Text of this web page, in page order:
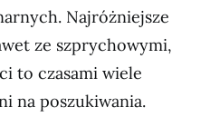
Najróżniejsze
ze szprychowymi,
to czasami wiele
na poszukiwania.